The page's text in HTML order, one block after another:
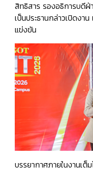
สิทธิสาร รองอธิการบดี
เป็นประธานกล่าวเปิดงา
แข่งขัน
บรรยากาศภายในงานเต็